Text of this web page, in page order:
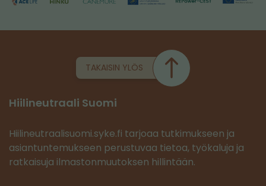
TAKAISIN YLÖS
Hiilineutraali Suomi
Hiilineutraalisuomi.syke.fi tarjoaa tutkimukseen ja
asiantuntemukseen perustuvaa tietoa, työkaluja ja
ratkaisuja ilmastonmuutoksen hillintään.